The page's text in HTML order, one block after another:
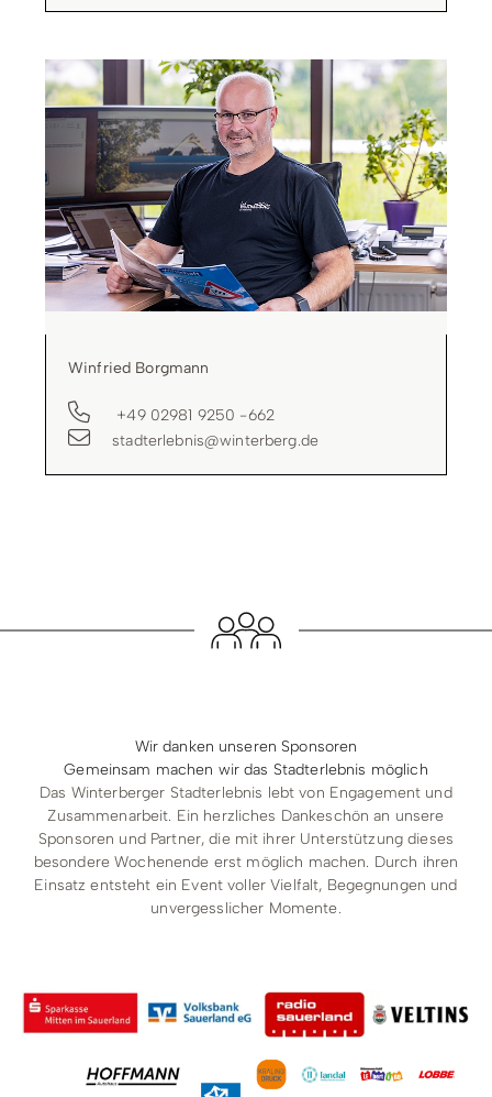
Winfried Borgmann
+49 02981 9250 -662
stadterlebnis@winterberg.de
Wir danken unseren Sponsoren
Gemeinsam machen wir das Stadterlebnis möglich
Das Winterberger Stadterlebnis lebt von Engagement und
Zusammenarbeit. Ein herzliches Dankeschön an unsere
Sponsoren und Partner, die mit ihrer Unterstützung dieses
besondere Wochenende erst möglich machen. Durch ihren
Einsatz entsteht ein Event voller Vielfalt, Begegnungen und
unvergesslicher Momente.